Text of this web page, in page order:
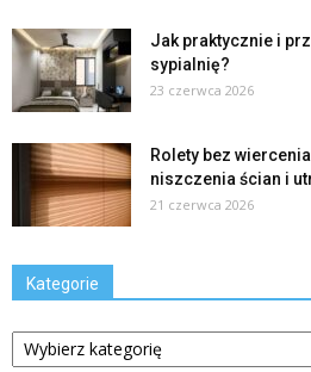
Jak praktycznie i
sypialnię?
23 czerwca 2026
Rolety bez
niszczenia ścian i
21 czerwca 2026
Kategorie
Kategorie